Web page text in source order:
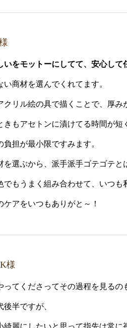
いをモットーにしてて、安心し
い商材を選んでくれてます。
クリル絵の具で描くことで、厚み
きもアセトンに漬けてる時間が短
負担が最小限ですみます。
を選ぶから、派手派手ゴテゴテと
でもうまく組み合わせて、いつも
ケアをいつもありがと～！
様
ってくださってその過程を見るの
半ですが、
綺麗にしたいと思って指先は常に